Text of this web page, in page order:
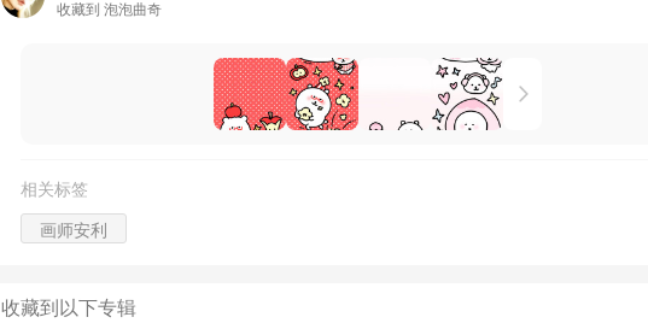
收藏到 泡泡曲奇
相关标签
画师安利
收藏到以下专辑